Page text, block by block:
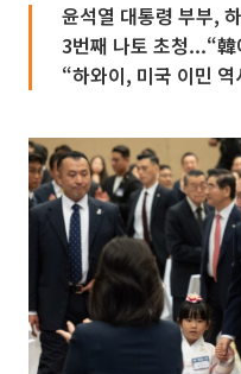
윤석열 대통령 부부,
3번째 나토 초청...“
“하와이, 미국 이민